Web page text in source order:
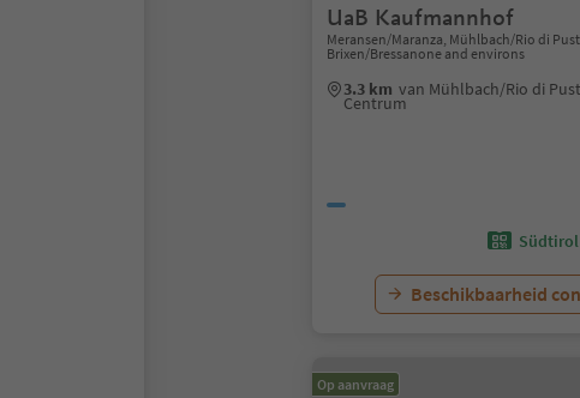
UaB Kaufmannhof
Meransen/Maranza, Mühlbach/Rio di
Brixen/Bressanone and environs
3.3 km van Mühlbach/Rio di
Centrum
Südtirol
Beschikbaarheid
Op aanvraag